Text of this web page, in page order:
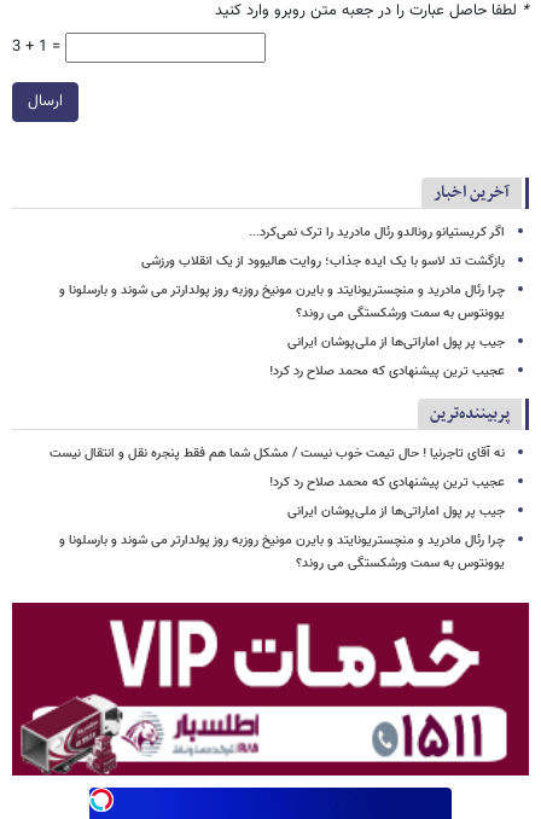
* لطفا حاصل عبارت را در جعبه متن روبرو وارد کنید
3 + 1 =
ارسال
آخرین اخبار
اگر کریستیانو رونالدو رئال مادرید را ترک نمی‌کرد...
بازگشت تد لاسو با یک ایده جذاب؛ روایت هالیوود از یک انقلاب ورزشی
چرا رئال مادرید و منچستریونایتد و بایرن مونیخ روزبه روز پولدارتر می شوند و بارسلونا و
یوونتوس به سمت ورشکستگی می روند؟
جیب پر پول اماراتی‌ها از ملی‌پوشان ایرانی
عجیب ترین پیشنهادی که محمد صلاح رد کرد!
پربیننده‌ترین
نه آقای تاجرنیا ! حال تیمت خوب نیست / مشکل شما هم فقط پنجره نقل و انتقال نیست
عجیب ترین پیشنهادی که محمد صلاح رد کرد!
جیب پر پول اماراتی‌ها از ملی‌پوشان ایرانی
چرا رئال مادرید و منچستریونایتد و بایرن مونیخ روزبه روز پولدارتر می شوند و بارسلونا و
یوونتوس به سمت ورشکستگی می روند؟